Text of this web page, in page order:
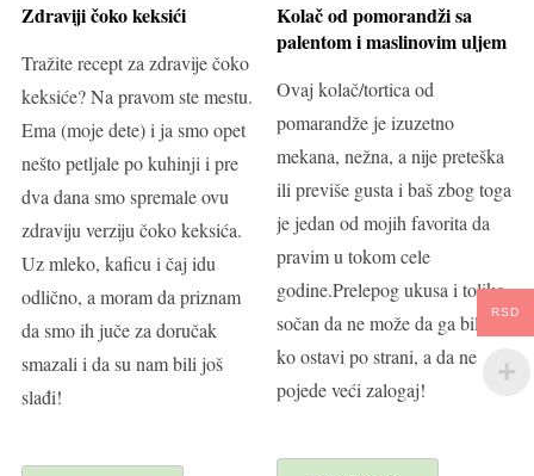
Zdraviji čoko keksići
Tražite recept za zdravije čoko
keksiće? Na pravom ste mestu.
Ema (moje dete) i ja smo opet
nešto petljale po kuhinji i pre
dva dana smo spremale ovu
zdraviju verziju čoko keksića.
Uz mleko, kaficu i čaj idu
odlično, a moram da priznam
da smo ih juče za doručak
smazali i da su nam bili još
slađi!
Kolač od pomorandži sa
palentom i maslinovim uljem
Ovaj kolač/tortica od
pomarandže je izuzetno
mekana, nežna, a nije preteška
ili previše gusta i baš zbog toga
je jedan od mojih favorita da
pravim u tokom cele
godine.Prelepog ukusa i toliko
sočan da ne može da ga bilo
ko ostavi po strani, a da ne
pojede veći zalogaj!
RSD